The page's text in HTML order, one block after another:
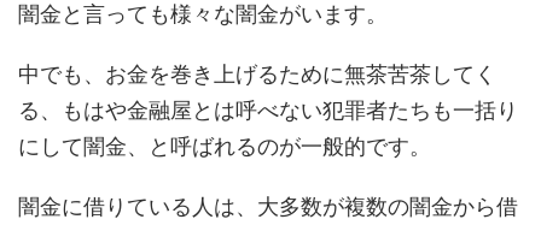
闇金と言っても様々な闇金がいます。
中でも、お金を巻き上げるために無茶苦茶してく
る、もはや金融屋とは呼べない犯罪者たちも一括り
にして闇金、と呼ばれるのが一般的です。
闇金に借りている人は、大多数が複数の闇金から借